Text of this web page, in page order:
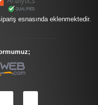
esnasında eklenmektedir.